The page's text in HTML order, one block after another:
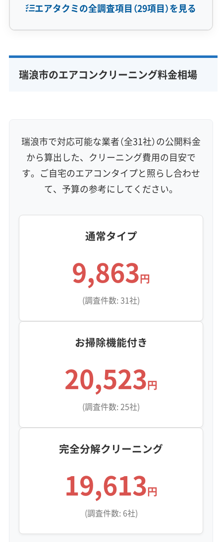
エアタクミの全調査項目（29項目）を見る
完全分解洗浄 部分クリーニング
実績10年以上
保証付き アフターフォロー
女性スタッフ在籍
エコ洗剤使用
ハウスダスト除去
利便性・サービス (12)
当日予約可能
即日対応可能 24時間対応
土日祝日対応
防カビ・抗菌 消臭処理
※項目にカーソルを合わせると詳細な説明が表示されます。
瑞浪市のエアコンクリーニング料金相場
瑞浪市で対応可能な業者（全31社）の公開料金
から算出した、クリーニング費用の目安で
す。ご自宅のエアコンタイプと照らし合わせ
て、予算の参考にしてください。
通常タイプ
9,863円
(調査件数: 31社)
お掃除機能付き
20,523円
(調査件数: 25社)
完全分解クリーニング
19,613円
(調査件数: 6社)